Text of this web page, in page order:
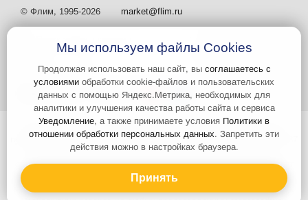
© Флим, 1995-2026 market@flim.ru
Задать вопрос Контакты
Интернет-сайт носит информационный характер и не является
публичной офертой, которая определяется положениями статьи 437
Гражданского кодекса РФ. Информация о характеристиках и
стоимости товаров, указанных на сайте, условия доставки может
быть изменена в одностороннем порядке. Информация по ценам,
может отличаться от фактической, к моменту оформления заказа.
Мы используем файлы Cookies
Продолжая использовать наш сайт, вы соглашаетесь с
условиями обработки cookie-файлов и пользовательских
данных с помощью Яндекс.Метрика, необходимых для
аналитики и улучшения качества работы сайта и сервиса
Уведомление, а также принимаете условия Политики в
отношении обработки персональных данных. Запретить эти
действия можно в настройках браузера.
Принять